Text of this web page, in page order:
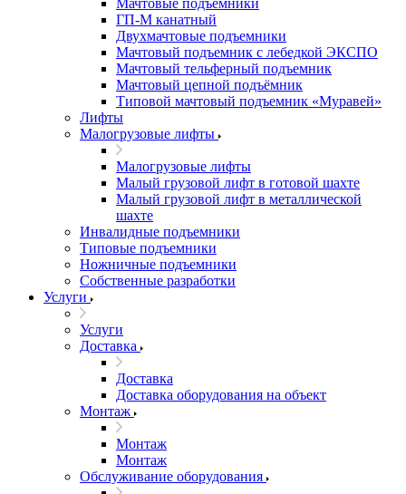
Мачтовые подъемники
ГП-М канатный
Двухмачтовые подъемники
Мачтовый подъемник с лебедкой ЭКСПО
Мачтовый тельферный подъемник
Мачтовый цепной подъёмник
Типовой мачтовый подъемник «Муравей»
Лифты
Малогрузовые лифты
Малогрузовые лифты
Малый грузовой лифт в готовой шахте
Малый грузовой лифт в металлической
шахте
Инвалидные подъемники
Типовые подъемники
Ножничные подъемники
Собственные разработки
Услуги
Услуги
Доставка
Доставка
Доставка оборудования на объект
Монтаж
Монтаж
Монтаж
Обслуживание оборудования